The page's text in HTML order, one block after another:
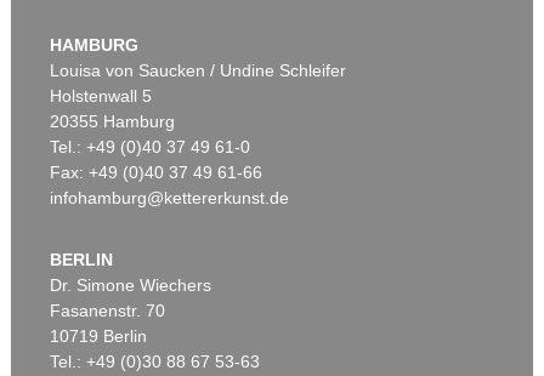
HAMBURG
Louisa von Saucken / Undine Schleifer
Holstenwall 5
20355 Hamburg
Tel.: +49 (0)40 37 49 61-0
Fax: +49 (0)40 37 49 61-66
infohamburg@kettererkunst.de
BERLIN
Dr. Simone Wiechers
Fasanenstr. 70
10719 Berlin
Tel.: +49 (0)30 88 67 53-63